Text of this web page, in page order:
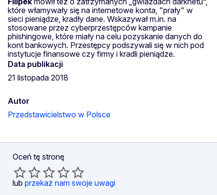
które włamywały się na internetowe konta, "prały" w
sieci pieniądze, kradły dane. Wskazywał m.in. na
stosowane przez cyberprzestępców kampanie
phishingowe, które miały na celu pozyskanie danych do
kont bankowych. Przestępcy podszywali się w nich pod
instytucje finansowe czy firmy i kradli pieniądze.
Data publikacji
21 listopada 2018
Autor
Przedstawicielstwo w Polsce
Oceń tę stronę
lub przekaż nam swoje uwagi